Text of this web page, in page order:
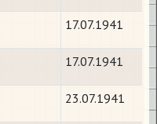
17.07.1941
17.07.1941
23.07.1941